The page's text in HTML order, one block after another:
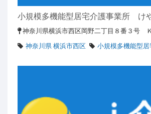
小規模多機能型居宅介護事業所 け
神奈川県横浜市西区岡野二丁目８番３号
神奈川県 横浜市西区
小規模多機能型